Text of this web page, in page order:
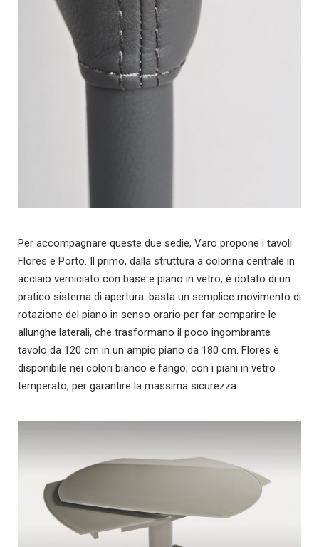
Per accompagnare queste due sedie, Varo propone i tavoli
Flores e Porto. Il primo, dalla struttura a colonna centrale in
acciaio verniciato con base e piano in vetro, è dotato di un
pratico sistema di apertura: basta un semplice movimento di
rotazione del piano in senso orario per far comparire le
allunghe laterali, che trasformano il poco ingombrante
tavolo da 120 cm in un ampio piano da 180 cm. Flores è
disponibile nei colori bianco e fango, con i piani in vetro
temperato, per garantire la massima sicurezza.